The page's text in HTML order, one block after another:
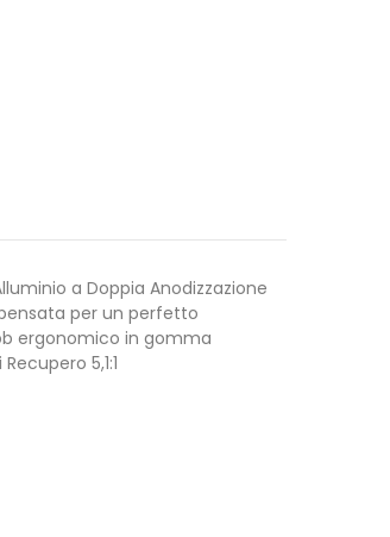
a Doppia Anodizzazione
per un perfetto
ergonomico in gomma
5,1:1